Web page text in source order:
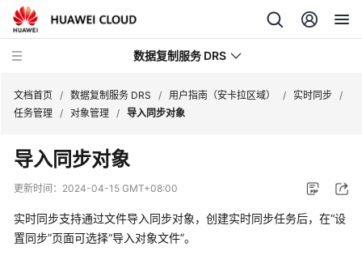
数据复制服务 DRS
最
新
动
产
文档首页 / 数据复制服务 DRS / 用户指南（安卡拉区域） / 实时同步 /
任务管理 / 对象管理 / 导入同步对象
导入同步对象
更新时间： 2024-04-15 GMT+08:00
实时同步支持通过文件导入同步对象，创建实时同步任务后，在“设
置同步”页面可选择“导入对象文件”。